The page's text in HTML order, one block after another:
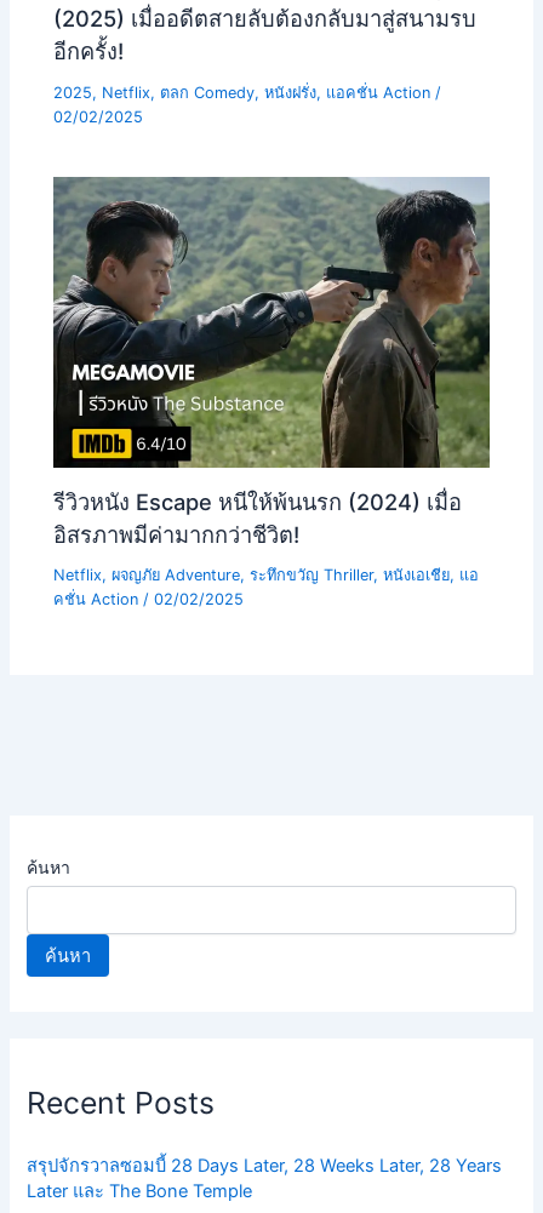
(2025) เมื่ออดีตสายลับต้องกลับมาสู่สนามรบ
อีกครั้ง!
2025, Netflix, ตลก Comedy,หนังฝรั่ง, แอคชั่น Action /
02/02/2025
รีวิวหนัง Escape หนีให้พ้นนรก (2024) เมื่อ
อิสรภาพมีค่ามากกว่าชีวิต!
Netflix,ผจญภัย Adventure,ระทึกขวัญ Thriller,หนังเอเชีย, แอ
คชั่น Action /02/02/2025
ค้นหา
ค้นหา
Recent Posts
สรุปจักรวาลซอมบี้ 28 Days Later, 28 Weeks Later, 28 Years
Later และ The Bone Temple